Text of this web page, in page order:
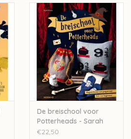
De breischool voor
Potterheads - Sarah
Prieur
€22,50